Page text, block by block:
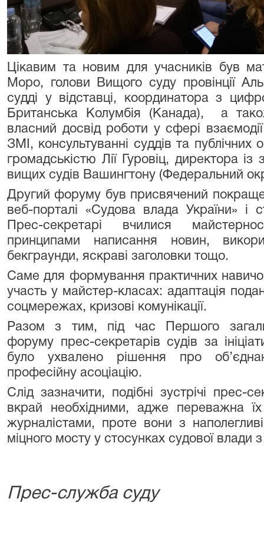
Цікавим та новим для учасників був
Моро, голови Вищого суду провінції
судді у відставці, координатора з
Британська Колумбія (Канада), а
власний досвід роботи у сфері
ЗМІ, консультуванні суддів та публічних
громадськістю Лії Гуровіц, директора
вищих судів Вашингтону (Федеральний
Другий форуму був присвячений
веб-порталі «Судова влада України» і
Прес-секретарі вчилися
принципами написання новин,
бекграунди, яскраві заголовки тощо.
Саме для формування практичних
участь у майстер-класах: адаптація
соцмережах, кризові комунікації.
Разом з тим, під час Першого
форуму прес-секретарів судів за
було ухвалено рішення про
професійну асоціацію.
Слід зазначити, подібні зустрічі прес-
вкрай необхідними, адже переважна
журналістами, проте вони з
міцного мосту у стосунках судової влади
Прес-служба суду